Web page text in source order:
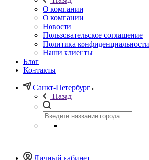
О компании
О компании
Новости
Пользовательское соглашение
Политика конфиденциальности
Наши клиенты
Блог
Контакты
Санкт-Петербург
Назад
Личный кабинет